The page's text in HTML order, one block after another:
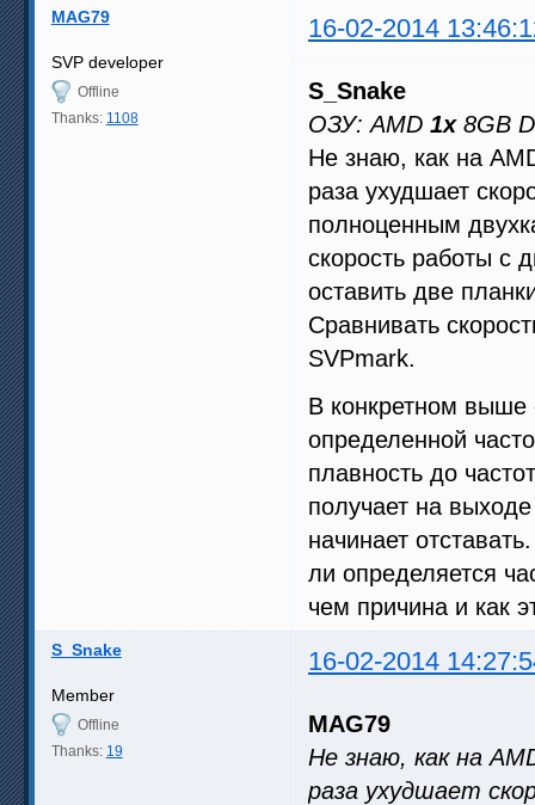
MAG79 16-02-2014
SVP developer
Offline
Thanks: 1108
S_Snake
ОЗУ: AMD 1x8GB
Не знаю, как на
раза ухудшает
полноценным
скорость работы с
оставить две
Сравнивать
SVPmark.
В конкретном выше
определенной
плавность до
получает на
начинает
ли определяется
чем причина и как
S_Snake 16-02-2014
Member
Offline
Thanks: 19
MAG79
Не знаю, как на
раза ухудшает